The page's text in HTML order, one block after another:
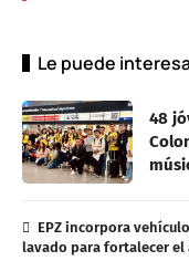
Le puede
48
EPZ incorpora
lavado para fortalecer